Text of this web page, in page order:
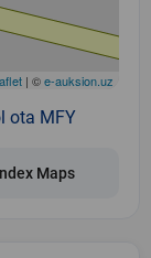
| ©e-auksion.uz
ota MFY
Maps